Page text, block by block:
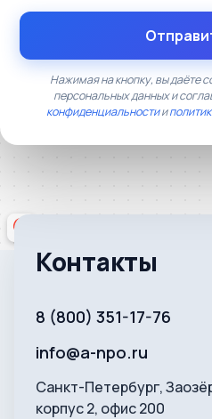
Нажимая на кнопку, вы даёте
персональных данных и
конфиденциальностии
Контакты
8 (800) 351-17-76
info@a-npo.ru
Санкт-Петербург,
корпус 2, офис 200